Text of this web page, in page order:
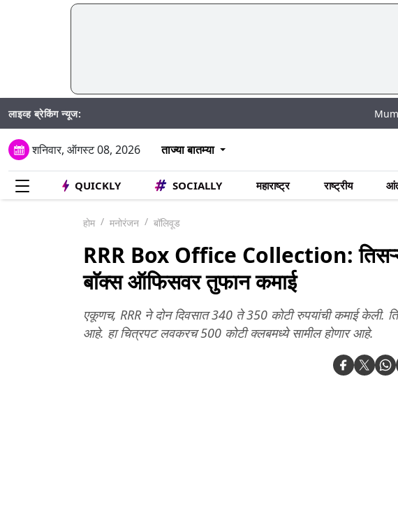
लाइव्ह ब्रेकिंग न्यूज: Mumbai
शनिवार, ऑगस्ट 08, 2026 ताज्या बातम्या
QUICKLY SOCIALLY महाराष्ट्र राष्ट्रीय
होम मनोरंजन बॉलिवूड
RRR Box Office Collection:
बाॅक्स ऑफिसवर तुफान कमाई
एकूणच, RRR ने दोन दिवसात 340 ते 350 कोटी रुपयांची कमाई केली.
आहे. हा चित्रपट लवकरच 500 कोटी क्लबमध्ये सामील होणार आहे.